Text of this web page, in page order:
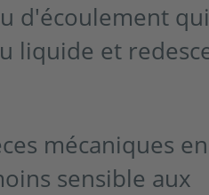
d'écoulement
liquide et
mécaniques en
sensible aux